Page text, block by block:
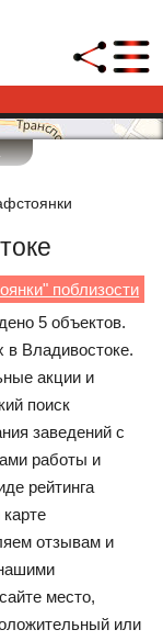
поблизости
5 объектов.
Владивостоке.
акции и
поиск
заведений с
работы и
рейтинга
отзывам и
место,
или